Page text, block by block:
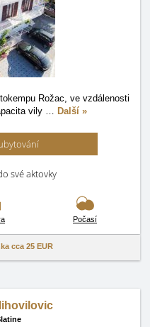
Rožac, ve vzdálenosti
vily … Další »
své aktovky
Počasí
cca 25 EUR